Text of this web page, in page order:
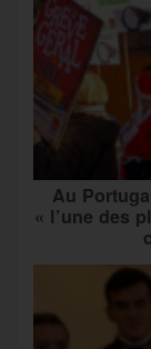
Au
« l’une des